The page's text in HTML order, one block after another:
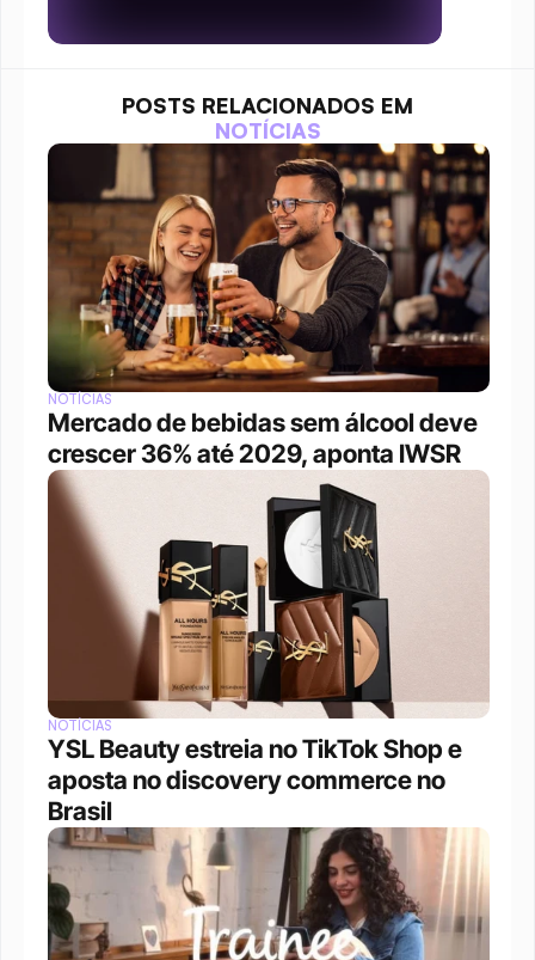
POSTS RELACIONADOS EM
NOTÍCIAS
NOTÍCIAS
Mercado de bebidas sem álcool deve
crescer 36% até 2029, aponta IWSR
NOTÍCIAS
YSL Beauty estreia no TikTok Shop e
aposta no discovery commerce no
Brasil